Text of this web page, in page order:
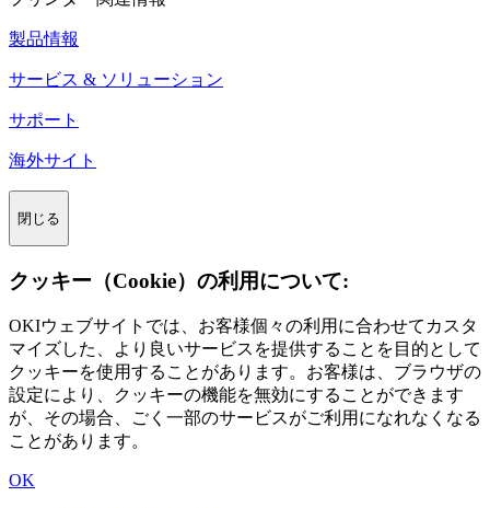
製品情報
サービス & ソリューション
サポート
海外サイト
閉じる
クッキー（Cookie）の利用について:
OKIウェブサイトでは、お客様個々の利用に合わせてカスタ
マイズした、より良いサービスを提供することを目的として
クッキーを使用することがあります。お客様は、ブラウザの
設定により、クッキーの機能を無効にすることができます
が、その場合、ごく一部のサービスがご利用になれなくなる
ことがあります。
OK